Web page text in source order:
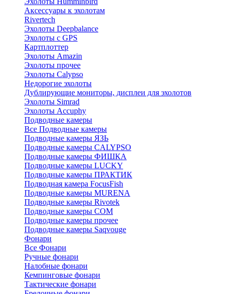
Аксессуары к эхолотам
Rivertech
Эхолоты Deepbalance
Эхолоты с GPS
Картплоттер
Эхолоты Amazin
Эхолоты прочее
Эхолоты Calypso
Недорогие эхолоты
Дублирующие мониторы, дисплеи для эхолотов
Эхолоты Simrad
Эхолоты Accuphy
Подводные камеры
Все Подводные камеры
Подводные камеры ЯЗЬ
Подводные камеры CALYPSO
Подводные камеры ФИШКА
Подводные камеры LUCKY
Подводные камеры ПРАКТИК
Подводная камера FocusFish
Подводные камеры MURENA
Подводные камеры Rivotek
Подводные камеры СОМ
Подводные камеры прочее
Подводные камеры Saqvouge
Фонари
Все Фонари
Ручные фонари
Налобные фонари
Кемпинговые фонари
Тактические фонари